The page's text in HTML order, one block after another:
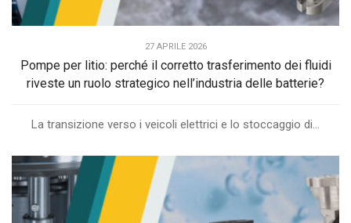
27 APRILE 2026
Pompe per litio: perché il corretto trasferimento dei fluidi
riveste un ruolo strategico nell’industria delle batterie?
La transizione verso i veicoli elettrici e lo stoccaggio di...